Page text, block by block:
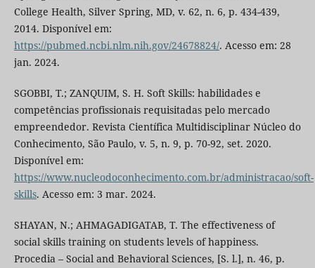
College Health, Silver Spring, MD, v. 62, n. 6, p. 434-439,
2014. Disponível em:
https://pubmed.ncbi.nlm.nih.gov/24678824/. Acesso em: 28
jan. 2024.
SGOBBI, T.; ZANQUIM, S. H. Soft Skills: habilidades e
competências profissionais requisitadas pelo mercado
empreendedor. Revista Científica Multidisciplinar Núcleo do
Conhecimento, São Paulo, v. 5, n. 9, p. 70-92, set. 2020.
Disponível em:
https://www.nucleodoconhecimento.com.br/administracao/soft-
skills. Acesso em: 3 mar. 2024.
SHAYAN, N.; AHMAGADIGATAB, T. The effectiveness of
social skills training on students levels of happiness.
Procedia – Social and Behavioral Sciences, [S. l.], n. 46, p.